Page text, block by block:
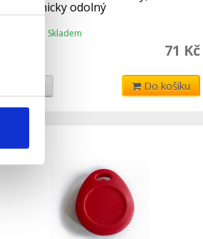
mechanicky odolný
Skladem
71 Kč
Do košíku